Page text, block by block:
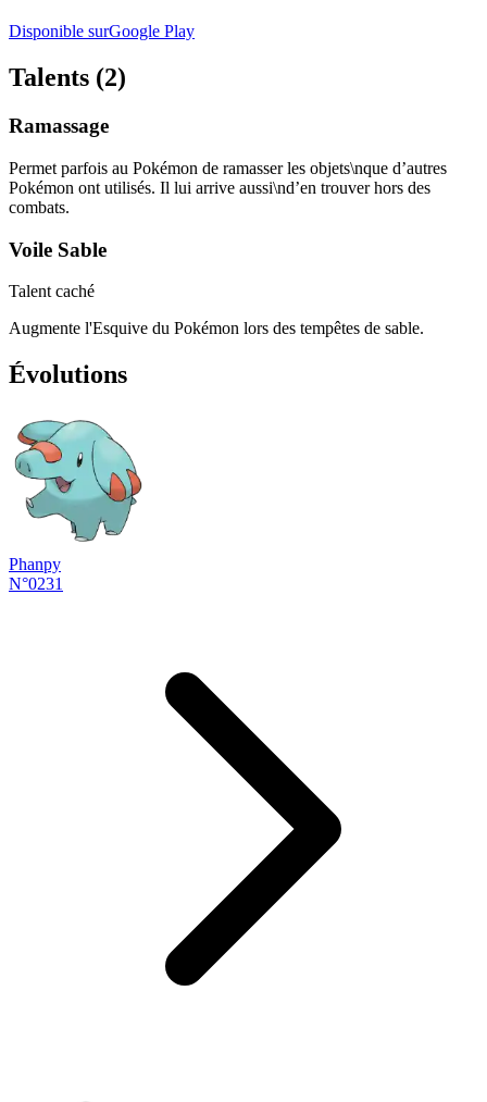
Disponible surGoogle Play
Talents (2)
Ramassage
Permet parfois au Pokémon de ramasser les objets\nque d’autres
Pokémon ont utilisés. Il lui arrive aussi\nd’en trouver hors des
combats.
Voile Sable
Talent caché
Augmente l'Esquive du Pokémon lors des tempêtes de sable.
Évolutions
Phanpy
N°0231